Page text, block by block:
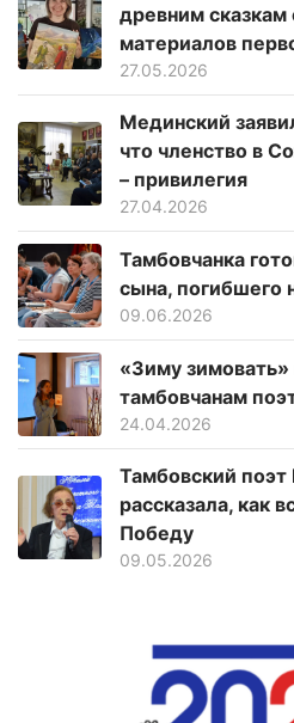
древним
материалов
27.05.2026
Мединский
что членство в
– привилегия
27.04.2026
Тамбовчанка
сына, погибшего
09.06.2026
«Зиму
тамбовчанам
24.04.2026
Тамбовский
рассказала, как
Победу
09.05.2026